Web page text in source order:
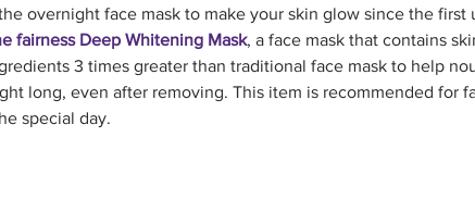
overnight face mask to make your skin glow since the first
fairness Deep Whitening Mask, a face mask that contains
3 times greater than traditional face mask to help
long, even after removing. This item is recommended for
special day.